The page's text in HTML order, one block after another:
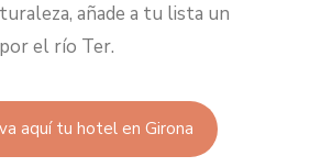
añade a tu lista un
el río Ter.
aquí tu hotel en Girona